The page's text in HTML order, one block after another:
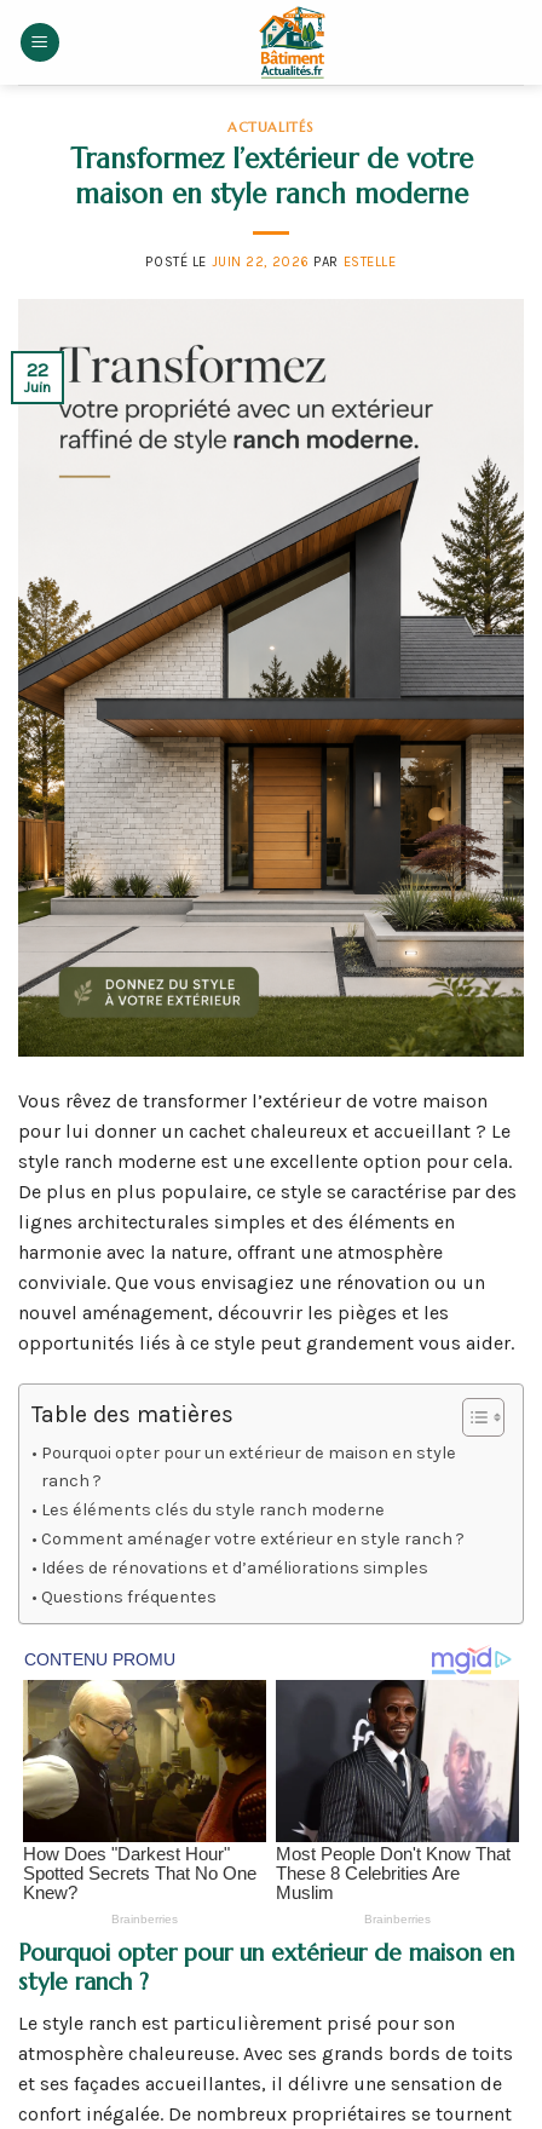
ACTUALITÉS
Transformez l’extérieur de votre
maison en style ranch moderne
POSTÉ LE JUIN 22, 2026 PAR ESTELLE
22
Juin
Vous rêvez de transformer l’extérieur de votre maison
pour lui donner un cachet chaleureux et accueillant ? Le
style ranch moderne est une excellente option pour cela.
De plus en plus populaire, ce style se caractérise par des
lignes architecturales simples et des éléments en
harmonie avec la nature, offrant une atmosphère
conviviale. Que vous envisagiez une rénovation ou un
nouvel aménagement, découvrir les pièges et les
opportunités liés à ce style peut grandement vous aider.
Table des matières
Pourquoi opter pour un extérieur de maison en style
ranch ?
Les éléments clés du style ranch moderne
Comment aménager votre extérieur en style ranch ?
Idées de rénovations et d’améliorations simples
Questions fréquentes
Pourquoi opter pour un extérieur de maison en
style ranch ?
Le style ranch est particulièrement prisé pour son
atmosphère chaleureuse. Avec ses grands bords de toits
et ses façades accueillantes, il délivre une sensation de
confort inégalée. De nombreux propriétaires se tournent